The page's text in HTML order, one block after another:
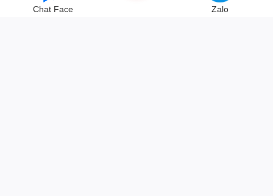
© Bản quyền thuộc về | Cung cấp bởi
Chat Face Zalo